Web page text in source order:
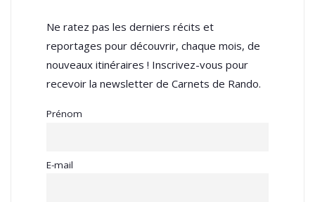
Ne ratez pas les derniers récits et
reportages pour découvrir, chaque mois, de
nouveaux itinéraires ! Inscrivez-vous pour
recevoir la newsletter de Carnets de Rando.
Prénom
E-mail